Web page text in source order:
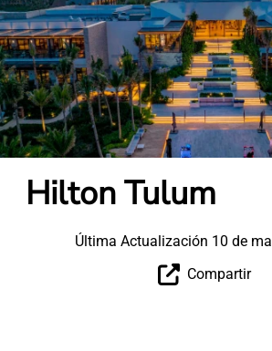
Hilton Tulum
Última Actualización 10 de
Compartir